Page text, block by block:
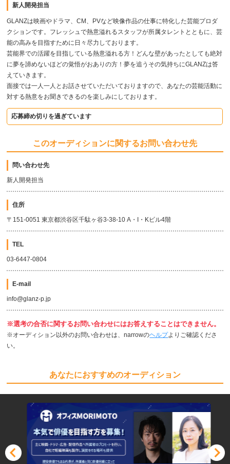
新人開発担当
GLANZは映画やドラマ、CM、PVなど映像作品の仕事に特化した芸能プロダ
クションです。フレッシュで熱意溢れるスタッフが所属タレントとともに、芸
能の高みを目指すために日々尽力しております。
芸能界での活躍を目指している熱意溢れる方！どんな壁があったとしても絶対
に夢を諦めないほどの覚悟がおありの方！夢を追うその気持ちにGLANZは答
えていきます。
面接では一人一人とお話させていただいておりますので、あなたの芸能活動に
対する熱意をお聞きできるのを楽しみにしております。
応募締め切りを過ぎています
このオーディションに関するお問い合わせ先
問い合わせ先
新人開発担当
住所
〒151-0051 東京都渋谷区千駄ヶ谷3-38-10 A・I・Kビル4階
TEL
03-6447-0804
E-mail
info@glanz-p.jp
※選考の合否に関するお問い合わせにはお答えすることはできません。
※オーディション以外のお問い合わせは、narrowのヘルプよりご確認くださ
い。
あなたにおすすめのオーディション